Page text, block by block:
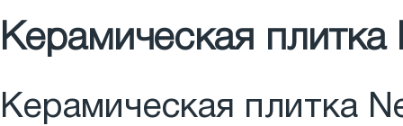
Керамическая
Керамическая плитка